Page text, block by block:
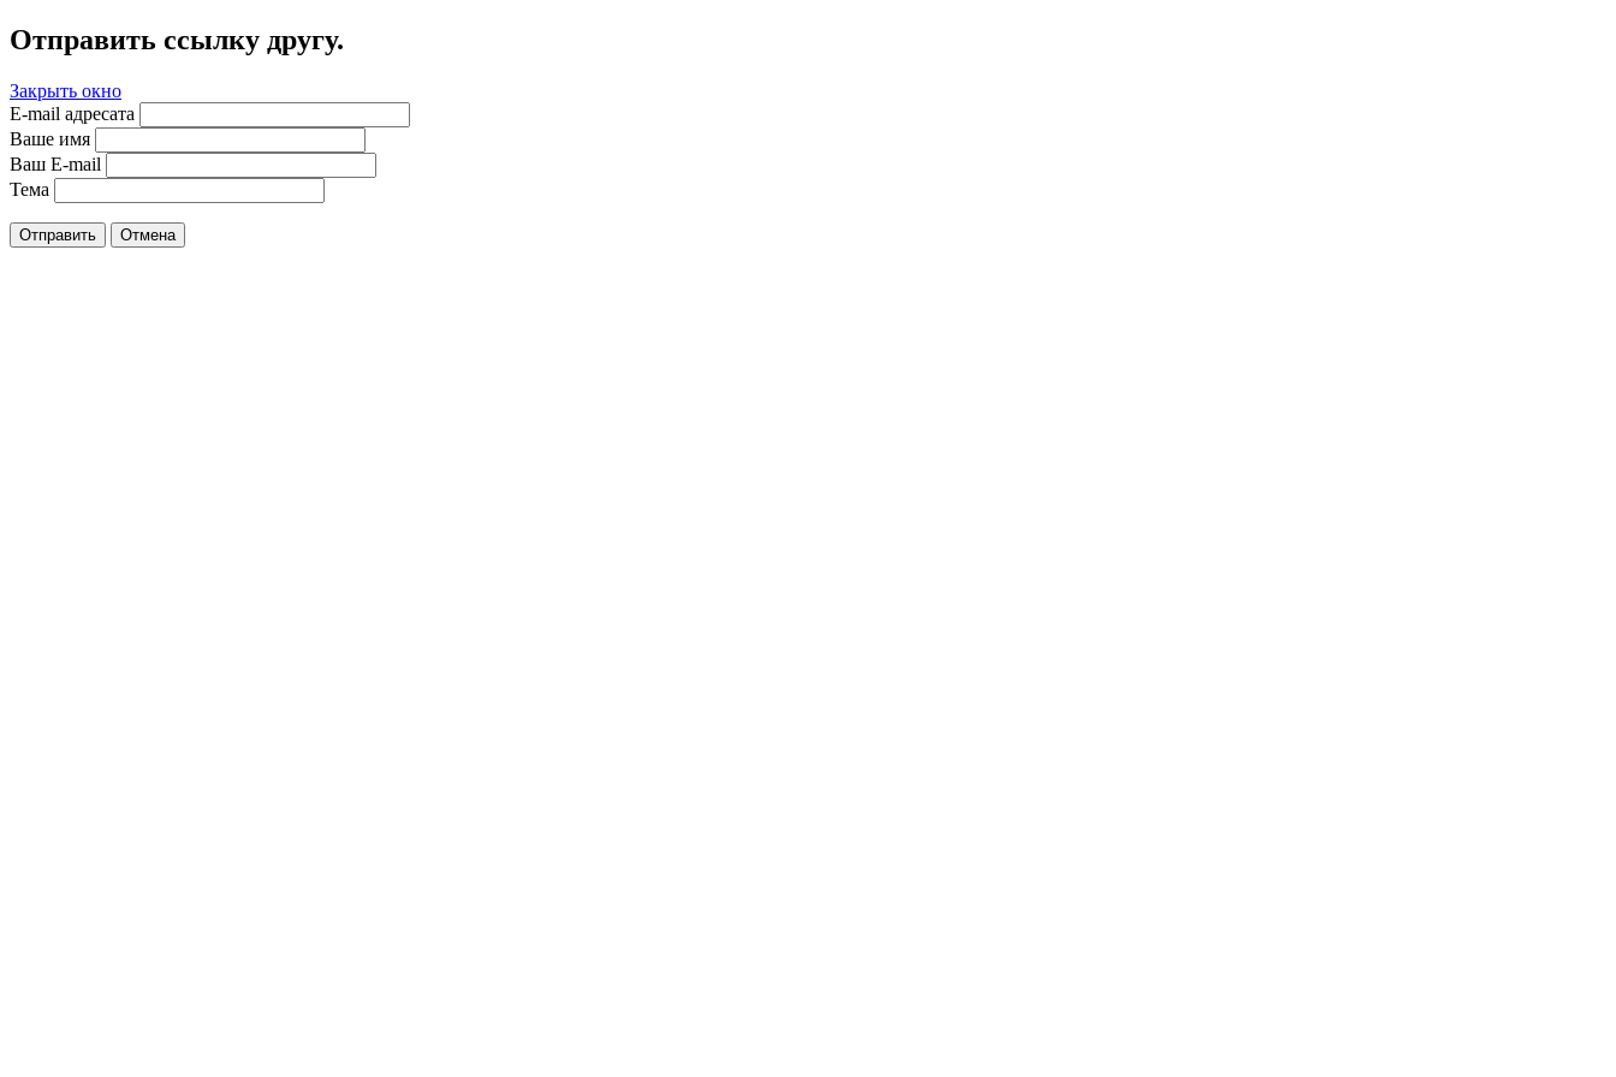
Отправить ссылку другу.
Закрыть окно
E-mail адресата
Ваше имя
Ваш E-mail
Тема
Отправить Отмена